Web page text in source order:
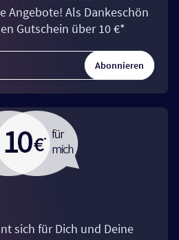
Angebote! Als Dankeschön
Gutschein über 10 €*
Abonnieren
sich für Dich und Deine